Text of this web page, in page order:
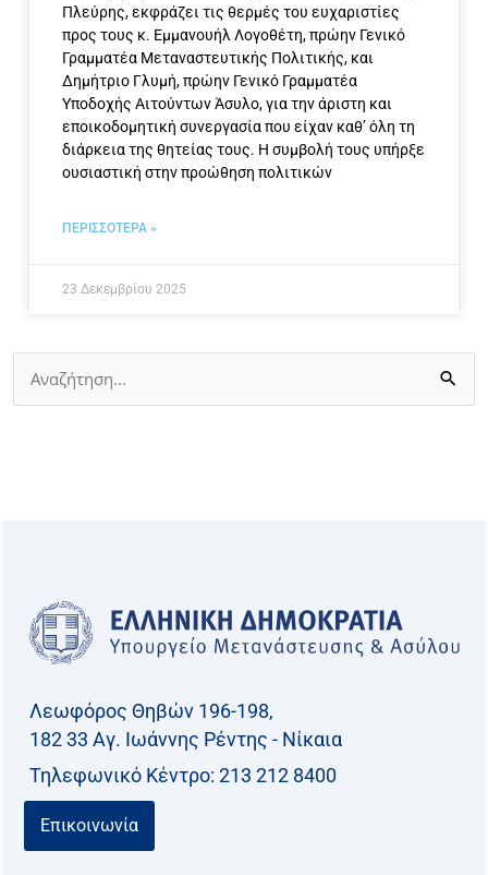
Πλεύρης, εκφράζει τις θερμές του ευχαριστίες
προς τους κ. Εμμανουήλ Λογοθέτη, πρώην Γενικό
Γραμματέα Μεταναστευτικής Πολιτικής, και
Δημήτριο Γλυμή, πρώην Γενικό Γραμματέα
Υποδοχής Αιτούντων Άσυλο, για την άριστη και
εποικοδομητική συνεργασία που είχαν καθ’ όλη τη
διάρκεια της θητείας τους. Η συμβολή τους υπήρξε
ουσιαστική στην προώθηση πολιτικών
ΠΕΡΙΣΣΟΤΕΡΑ »
23 Δεκεμβρίου 2025
Αναζήτηση
για:
Λεωφόρος Θηβών 196-198,
182 33 Aγ. Ιωάννης Ρέντης - Νίκαια
Τηλεφωνικό Kέντρο: 213 212 8400
Επικοινωνία